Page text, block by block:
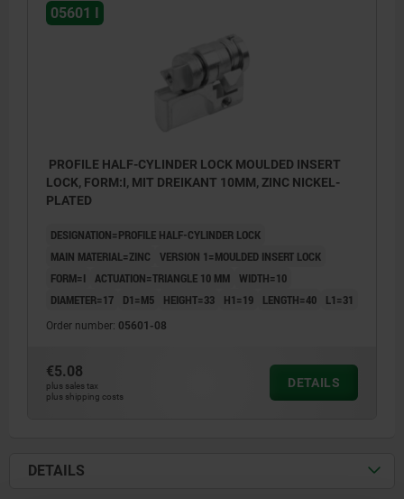
05601 I
PROFILE HALF-CYLINDER LOCK MOULDED INSERT
LOCK, FORM:I, MIT DREIKANT 10MM, ZINC NICKEL-
PLATED
DESIGNATION=PROFILE HALF-CYLINDER LOCK
MAIN MATERIAL=ZINC
VERSION 1=MOULDED INSERT LOCK
FORM=I ACTUATION=TRIANGLE 10 MM WIDTH=10
DIAMETER=17
D1=M5 HEIGHT=33 H1=19 LENGTH=40 L1=31
Order number: 05601-08
€5.08
plus sales tax
plus shipping costs
DETAILS
DETAILS